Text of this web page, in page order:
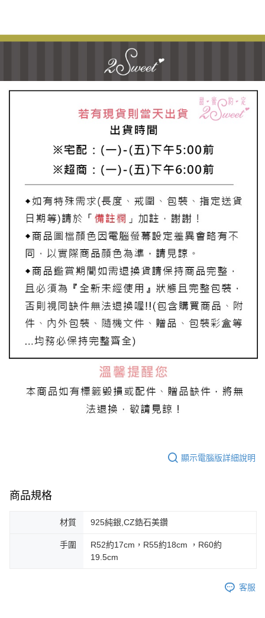
顯示電腦版詳細說明
商品規格
材質 925純銀,CZ鋯石美鑽
手圍
R52約17cm，R55約18cm ，R60約
19.5cm
客服